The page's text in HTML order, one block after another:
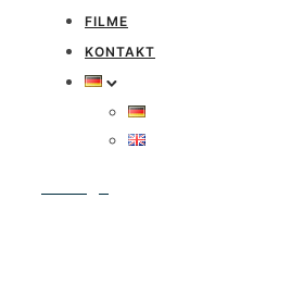
FILME
KONTAKT